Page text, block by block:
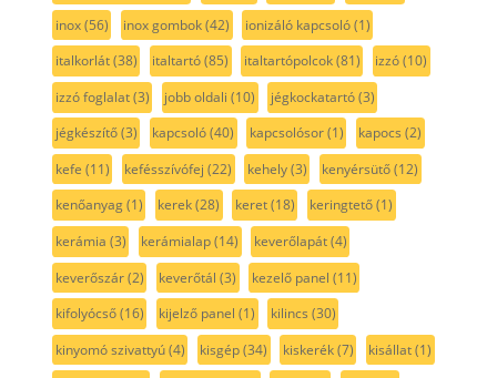
inox(56) inox gombok(42) ionizáló kapcsoló(1)
italkorlát(38) italtartó(85) italtartópolcok(81) izzó(10)
izzó foglalat(3) jobb oldali (10) jégkockatartó(3)
jégkészítő(3) kapcsoló(40) kapcsolósor(1) kapocs (2)
kefe (11) kefésszívófej (22) kehely(3) kenyérsütő(12)
kenőanyag(1) kerek(28) keret(18) keringtető(1)
kerámia (3) kerámialap(14) keverőlapát(4)
keverőszár(2) keverőtál (3) kezelő panel (11)
kifolyócső(16) kijelző panel (1) kilincs (30)
kinyomó szivattyú(4) kisgép(34) kiskerék(7) kisállat(1)